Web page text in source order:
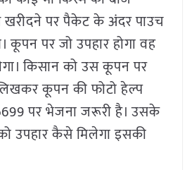
खरीदने पर पैकेट के अंदर पाउच
पर जो उपहार होगा वह
किसान को उस कूपन पर
कूपन की फोटो हेल्प
पर भेजना जरूरी है। उसके
उपहार कैसे मिलेगा इसकी